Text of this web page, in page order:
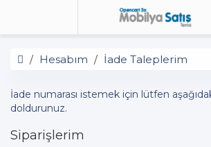
Hesabım İade Taleplerim
İade numarası istemek için lütfen
doldurunuz.
Siparişlerim